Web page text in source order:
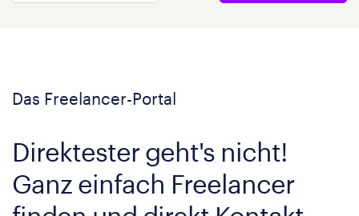
Das Freelancer-Portal
Direktester geht's nicht!
Ganz einfach Freelancer